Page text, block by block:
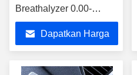
Breathalyzer 0.00-
200mg/100mL
Dapatkan Harga